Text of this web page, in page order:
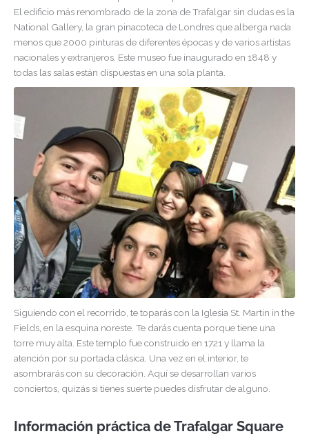
El edificio más renombrado de la zona de Trafalgar sin dudas es la
National Gallery, la gran pinacoteca de Londres que alberga nada
menos que 2000 pinturas de diferentes épocas y de varios artistas
nacionales y extranjeros. Este museo fue inaugurado en 1848 y
todas las salas están dispuestas en una sola planta.
Siguiendo con el recorrido, te toparás con la Iglesia St. Martin in the
Fields, en la esquina noreste. Te darás cuenta porque tiene una
torre muy alta. Este templo fue construido en 1721 y llama la
atención por su portada clásica. Una vez en el interior, te
asombrarás con su decoración. Aquí se desarrollan varios
conciertos, quizás si tienes suerte puedes disfrutar de alguno.
Información práctica de Trafalgar Square